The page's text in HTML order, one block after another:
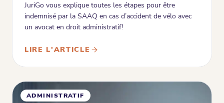
JuriGo vous explique toutes les étapes pour être
indemnisé par la SAAQ en cas d’accident de vélo avec
un avocat en droit administratif!
LIRE L'ARTICLE
ADMINISTRATIF